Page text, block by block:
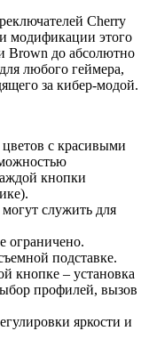
Cherry
модификации этого
Brown до абсолютно
любого геймера,
за кибер-модой.
с красивыми
кнопки
служить для
ограничено.
подставке.
кнопке – установка
профилей, вызов
яркости и